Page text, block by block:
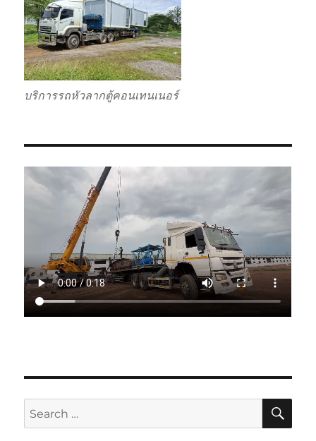
บริการรถหัวลากตู้คอนเทนเนอร์
Search
for: